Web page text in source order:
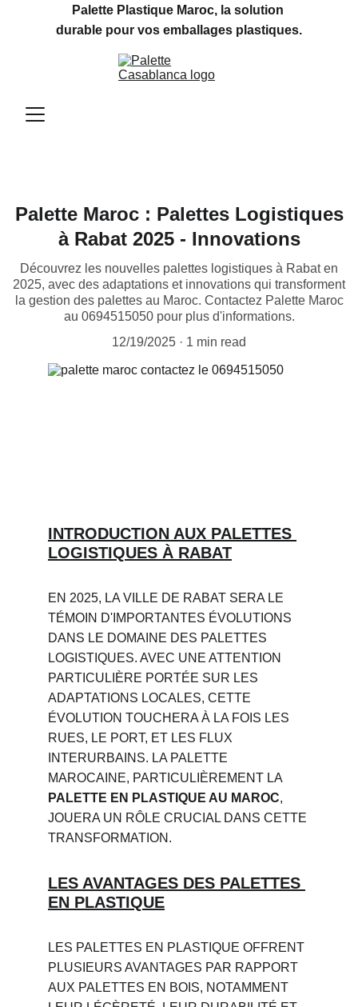
Palette Plastique Maroc, la solution
durable pour vos emballages plastiques.
Palette Maroc : Palettes Logistiques
à Rabat 2025 - Innovations
Découvrez les nouvelles palettes logistiques à Rabat en
2025, avec des adaptations et innovations qui transforment
la gestion des palettes au Maroc. Contactez Palette Maroc
au 0694515050 pour plus d'informations.
12/19/2025
1 min read
INTRODUCTION AUX PALETTES
LOGISTIQUES À RABAT
EN 2025, LA VILLE DE RABAT SERA LE
TÉMOIN D'IMPORTANTES ÉVOLUTIONS
DANS LE DOMAINE DES PALETTES
LOGISTIQUES. AVEC UNE ATTENTION
PARTICULIÈRE PORTÉE SUR LES
ADAPTATIONS LOCALES, CETTE
ÉVOLUTION TOUCHERA À LA FOIS LES
RUES, LE PORT, ET LES FLUX
INTERURBAINS. LA PALETTE
MAROCAINE, PARTICULIÈREMENT LA
PALETTE EN PLASTIQUE AU MAROC,
JOUERA UN RÔLE CRUCIAL DANS CETTE
TRANSFORMATION.
LES AVANTAGES DES PALETTES
EN PLASTIQUE
LES PALETTES EN PLASTIQUE OFFRENT
PLUSIEURS AVANTAGES PAR RAPPORT
AUX PALETTES EN BOIS, NOTAMMENT